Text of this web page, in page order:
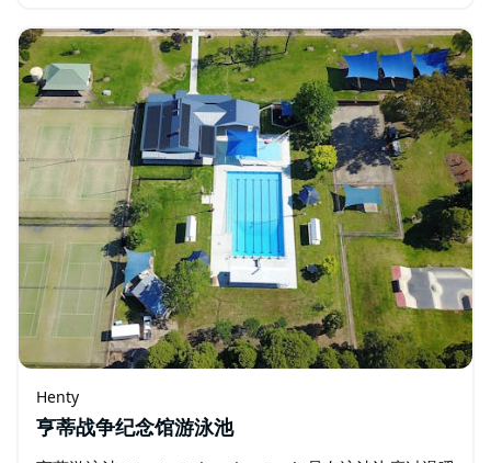
Henty
亨蒂战争纪念馆游泳池